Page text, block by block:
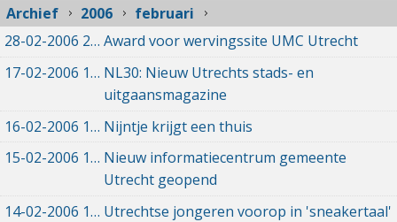
Archief 2006
februari
28-02-2006 28-02-2006 00:00
Award voor wervingssite UMC Utrecht
17-02-2006 17-02-2006 00:00
NL30: Nieuw Utrechts stads- en
uitgaansmagazine
16-02-2006 16-02-2006 00:00
Nijntje krijgt een thuis
15-02-2006 15-02-2006 00:00
Nieuw informatiecentrum gemeente
Utrecht geopend
14-02-2006 14-02-2006 00:00
Utrechtse jongeren voorop in 'sneakertaal'